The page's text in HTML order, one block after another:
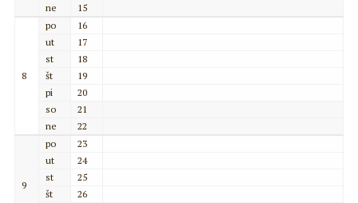
ne
15
8
po
16
ut
17
st
18
št
19
pi
20
so
21
ne
22
9
po
23
ut
24
st
25
št
26